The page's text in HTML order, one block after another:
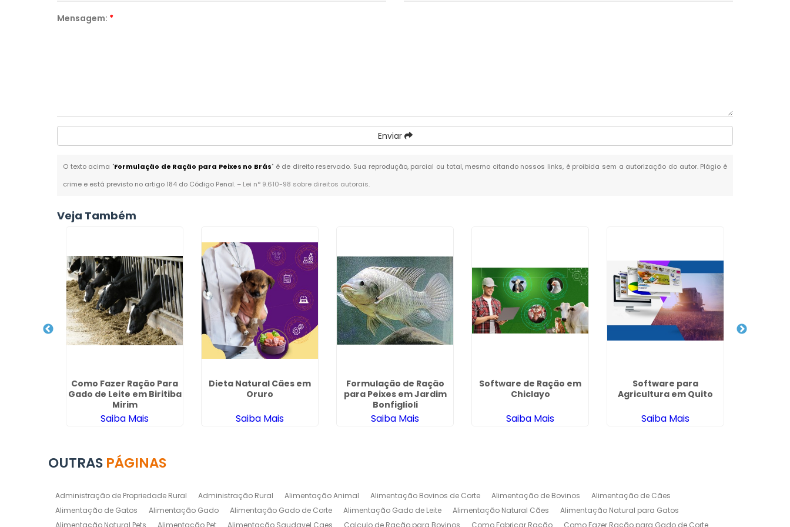
Mensagem: *
Enviar
O texto acima "Formulação de Ração para Peixes no Brás" é de direito reservado. Sua reprodução, parcial ou total, mesmo citando nossos links, é proibida sem a autorização do autor. Plágio é
crime e está previsto no artigo 184 do Código Penal. – Lei n° 9.610-98 sobre direitos autorais.
Veja Também
Como Fazer Ração Para
Gado de Leite em Biritiba
Mirim
Saiba Mais
Dieta Natural Cães em
Oruro
Saiba Mais
Formulação de Ração
para Peixes em Jardim
Bonfiglioli
Saiba Mais
Software de Ração em
Chiclayo
Saiba Mais
Software para
Agricultura em Quito
Saiba Mais
OUTRAS PÁGINAS
Administração de Propriedade Rural Administração Rural Alimentação Animal Alimentação Bovinos de Corte Alimentação de Bovinos
Alimentação de Cães
Alimentação de Gatos
Alimentação Gado Alimentação Gado de Corte Alimentação Gado de Leite Alimentação Natural Cães
Alimentação Natural para Gatos
Alimentação Natural Pets
Alimentação Pet Alimentação Saudavel Caes Calculo de Ração para Bovinos Como Fabricar Ração Como Fazer Ração para Gado de Corte